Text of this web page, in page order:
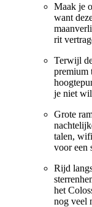
Maak je
want
rit
Terwijl
premium
je niet
Grote
talen,
voor een
Rijd
het
nog veel